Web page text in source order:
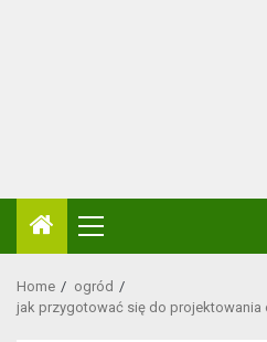
Primary
Menu
Home
ogród
jak przygotować się do